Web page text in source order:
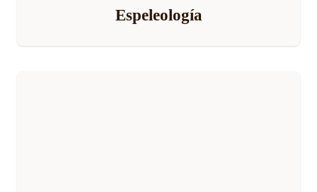
Espeleología